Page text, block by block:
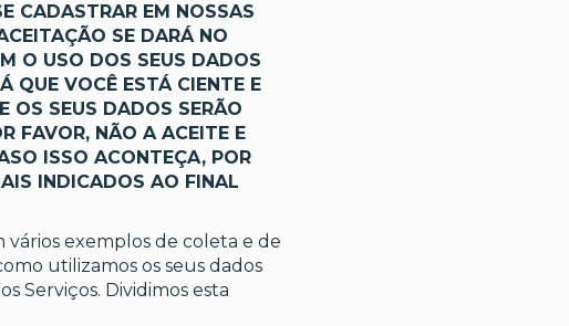
CADASTRAR EM NOSSAS
SE DARÁ NO
O USO DOS SEUS DADOS
QUE VOCÊ ESTÁ CIENTE E
OS SEUS DADOS SERÃO
FAVOR, NÃO A ACEITE E
ISSO ACONTEÇA, POR
INDICADOS AO FINAL
exemplos de coleta e de
utilizamos os seus dados
Serviços. Dividimos esta